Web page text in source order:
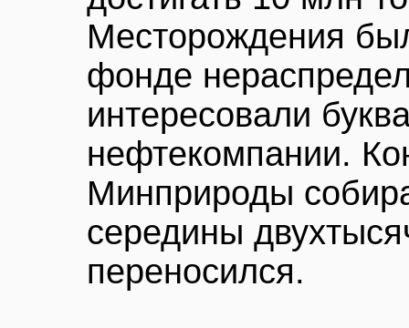
Месторождения
фонде
интересовали
нефтекомпании.
Минприроды
середины
переносился.